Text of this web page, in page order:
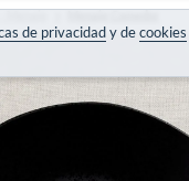
r
c
de privacidadydecookies
Menaje Menaje Comedor